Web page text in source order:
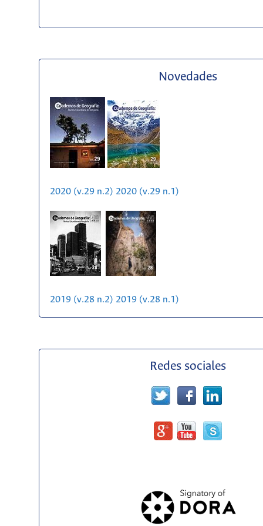
Novedades
2020 (v.29 n.2) 2020 (v.29 n.1)
2019 (v.28 n.2) 2019 (v.28 n.1)
Redes sociales